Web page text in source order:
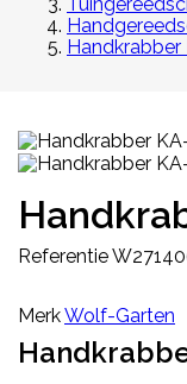
Handkrabber
Referentie
MerkWolf-Garten